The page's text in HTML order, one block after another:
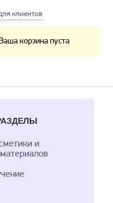
клиентов
корзина пуста
и